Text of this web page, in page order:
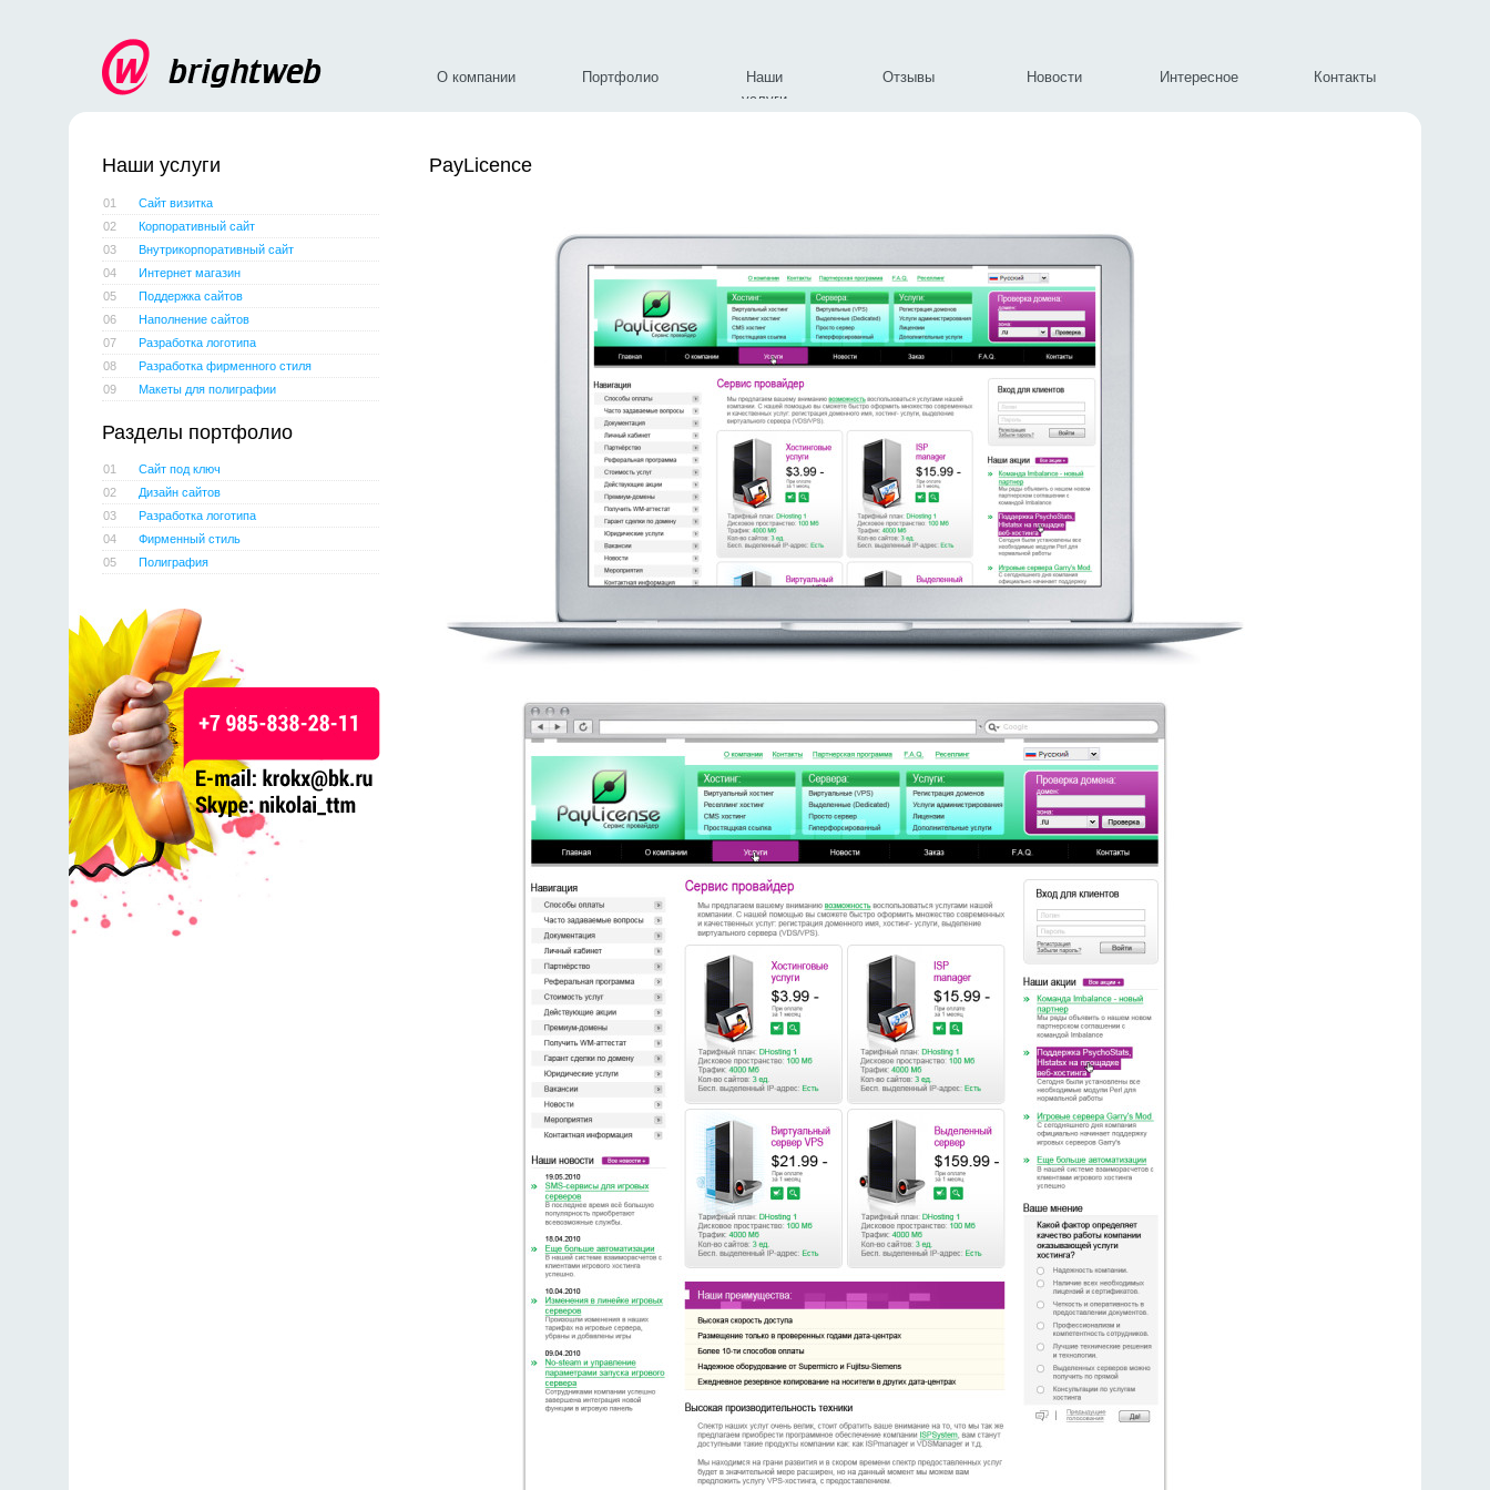
О компании Портфолио
Наши
услуги
Отзывы Новости Интересное Контакты
PayLicence
Наши услуги
01
Сайт визитка
02
Корпоративный сайт
03
Внутрикорпоративный сайт
04
Интернет магазин
05
Поддержка сайтов
06
Наполнение сайтов
07
Разработка логотипа
08
Разработка фирменного стиля
09
Макеты для полиграфии
Разделы портфолио
01
Сайт под ключ
02
Дизайн сайтов
03
Разработка логотипа
04
Фирменный стиль
05
Полиграфия